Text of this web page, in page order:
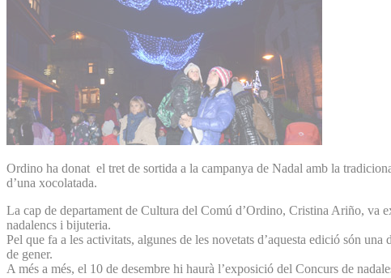
Ordino ha donat el tret de sortida a la campanya de Nadal amb la
d’una xocolatada.
La cap de departament de Cultura del Comú d’Ordino, Cristina Ariño, va
nadalencs i bijuteria.
Pel que fa a les activitats, algunes de les novetats d’aquesta edició són
de gener.
A més a més, el 10 de desembre hi haurà l’exposició del Concurs de